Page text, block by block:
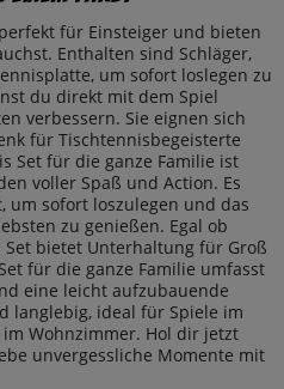
für Einsteiger und bieten
Enthalten sind Schläger,
um sofort loslegen zu
du direkt mit dem Spiel
verbessern. Sie eignen sich
für Tischtennisbegeisterte
Set für die ganze Familie ist
voller Spaß und Action. Es
um sofort loszulegen und das
zu genießen. Egal ob
bietet Unterhaltung für Groß
für die ganze Familie umfasst
eine leicht aufzubauende
langlebig, ideal für Spiele im
Wohnzimmer. Hol dir jetzt
unvergessliche Momente mit